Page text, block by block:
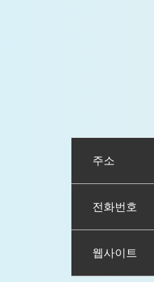
주소
전화번호
웹사이트